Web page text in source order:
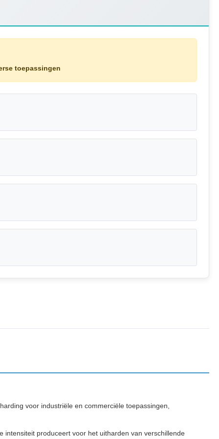
toepassingen
voor industriële en commerciële toepassingen,
intensiteit produceert voor het uitharden van verschillende